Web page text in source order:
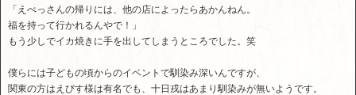
「えべっさんの帰りには、他の店によったらあかんねん。
福を持って行かれるんやで！」
もう少しでイカ焼きに手を出してしまうところでした。笑
僕らには子どもの頃からのイベントで馴染み深いんですが、
関東の方はえびす様は有名でも、十日戎はあまり馴染みが無いようです。